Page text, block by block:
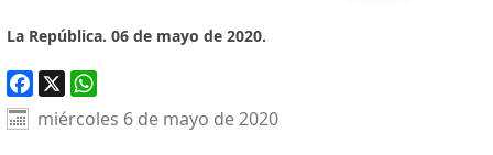
La República. 06 de mayo de 2020.
Facebook
X WhatsApp
miércoles 6 de mayo de 2020